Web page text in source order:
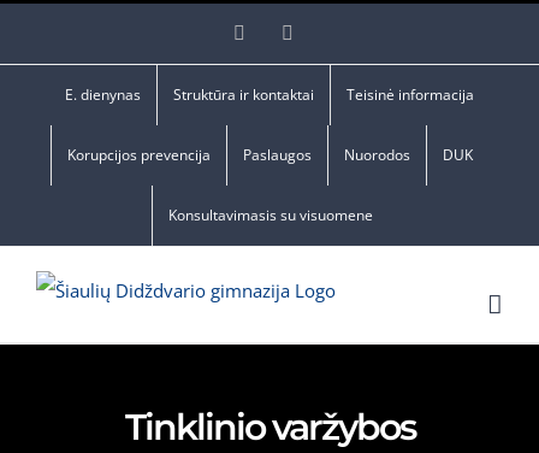
Facebook
E. dienynas Struktūra ir kontaktai Teisinė informacija
Korupcijos prevencija Paslaugos Nuorodos DUK
Konsultavimasis su visuomene
Tinklinio varžybos